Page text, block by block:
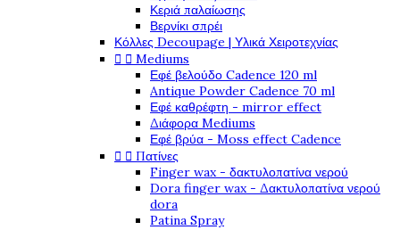
Κεριά παλαίωσης
Βερνίκι σπρέι
Κόλλες Decoupage | Υλικά Χειροτεχνίας
  Mediums
Εφέ βελούδο Cadence 120 ml
Antique Powder Cadence 70 ml
Εφέ καθρέφτη - mirror effect
Διάφορα Mediums
Εφέ βρύα - Moss effect Cadence
  Πατίνες
Finger wax - δακτυλοπατίνα νερού
Dora finger wax - Δακτυλοπατίνα νερού
dora
Patina Spray